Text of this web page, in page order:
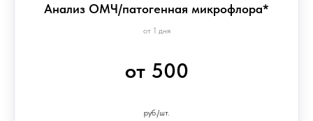
Анализ ОМЧ/патогенная микрофлора*
от 1 дня
от 500
руб./шт.